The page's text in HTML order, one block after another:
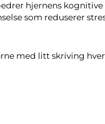
hjernens kognitive
som reduserer
med litt skriving